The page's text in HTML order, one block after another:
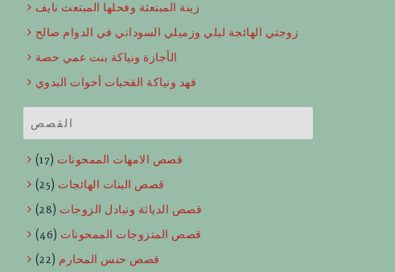
زينة المبتعثة وفحلها المبتعث نايف
زوجتي الهائجة ليلي وزميلي السوداني في الدوام صالح
الأجازة ونياكة بنت عمي حصة
فهد ونياكة القحبات أخوات البدوي
القصص
قصص الامهات الممحونات (17)
قصص البنات الهائجات (25)
قصص الدياثة وتبادل الزوجات (28)
قصص المتزوجات الممحونات (46)
قصص حنس المحارم (22)